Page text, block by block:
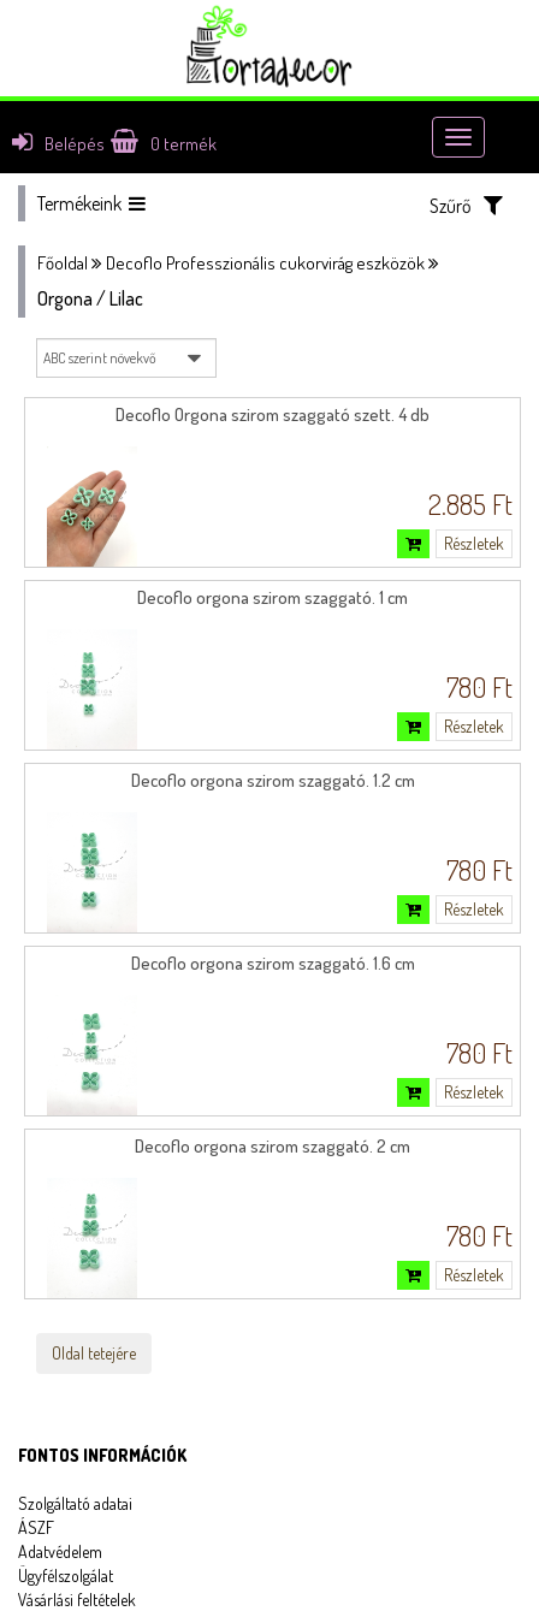
0 termék
Belépés
Toggle
Termékeink Szűrő
Főoldal Decoflo Professzionális cukorvirág eszközök
Orgona / Lilac
Decoflo Orgona szirom szaggató szett. 4 db
2.885 Ft
Részletek
Decoflo orgona szirom szaggató. 1 cm
780 Ft
Részletek
Decoflo orgona szirom szaggató. 1.2 cm
780 Ft
Részletek
Decoflo orgona szirom szaggató. 1.6 cm
780 Ft
Részletek
Decoflo orgona szirom szaggató. 2 cm
780 Ft
Részletek
Oldal tetejére
FONTOS INFORMÁCIÓK
Szolgáltató adatai
ÁSZF
Adatvédelem
Ügyfélszolgálat
Vásárlási feltételek